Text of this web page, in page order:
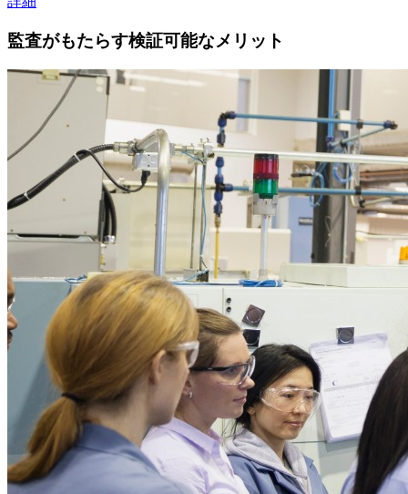
監査がもたらす検証可能なメリット